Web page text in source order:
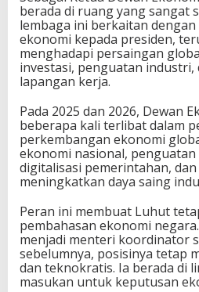
berada di ruang yang sangat
lembaga ini berkaitan
ekonomi kepada presiden,
menghadapi persaingan
investasi, penguatan industri,
lapangan kerja.
Pada 2025 dan 2026, Dewan
beberapa kali terlibat dalam
perkembangan ekonomi
ekonomi nasional,
digitalisasi pemerintahan,
meningkatkan daya saing
Peran ini membuat Luhut
pembahasan ekonomi
menjadi menteri koordinator
sebelumnya, posisinya tetap
dan teknokratis. Ia berada di
masukan untuk keputusan